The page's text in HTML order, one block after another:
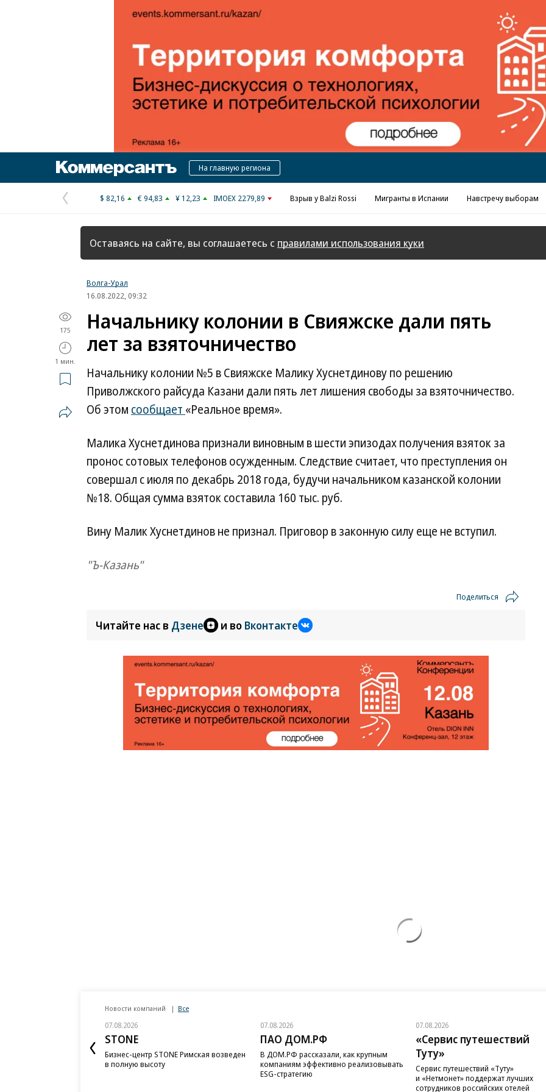
Реклама в «Ъ» www.kommersant.ru/ad
КоммерсантъНа главную региона
Предыдущая
страница
$ 82,16 € 94,83 ¥ 12,23 IMOEX 2279,89 Взрыв у Balzi Rossi Мигранты в Испании Навстречу выборам
Оставаясь на сайте, вы соглашаетесь с правилами использования куки
Волга-Урал
16.08.2022, 09:32
175
1 мин.
Начальнику колонии в Свияжске дали пять
лет за взяточничество
Начальнику колонии №5 в Свияжске Малику Хуснетдинову по решению
Приволжского райсуда Казани дали пять лет лишения свободы за взяточничество.
Об этом сообщает «Рeальное время».
Малика Хуснетдинова признали виновным в шести эпизодах получения взяток за
пронос сотовых телефонов осужденным. Следствие считает, что преступления он
совершал с июля по декабрь 2018 года, будучи начальником казанской колонии
№18. Общая сумма взяток составила 160 тыс. руб.
Вину Малик Хуснетдинов не признал. Приговор в законную силу еще не вступил.
"Ъ-Казань"
Поделиться
Читайте нас в Дзене и во Вконтакте
Новости компаний Все
07.08.2026
STONE
Бизнес-центр STONE Римская возведен
в полную высоту
07.08.2026
ПАО ДОМ.РФ
В ДОМ.РФ рассказали, как крупным
компаниям эффективно реализовывать
ESG-стратегию
07.08.2026
«Сервис путешествий
Туту»
Сервис путешествий «Туту»
и «Нетмонет» поддержат лучших
сотрудников российских отелей